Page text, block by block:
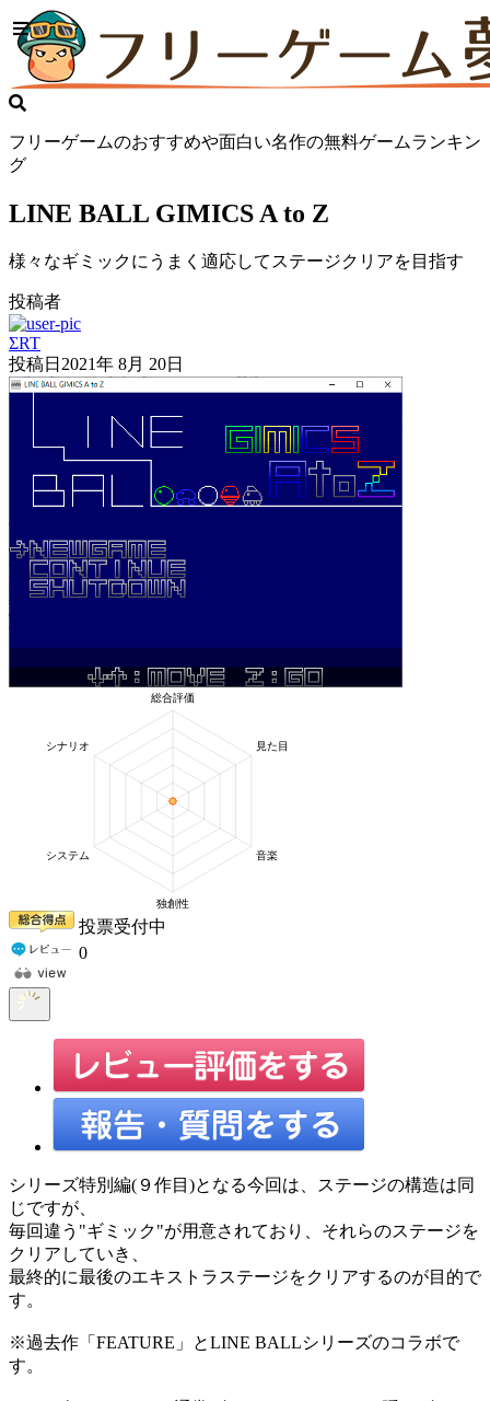
フリーゲームのおすすめや面白い名作の無料ゲームランキン
グ
LINE BALL GIMICS A to Z
様々なギミックにうまく適応してステージクリアを目指す
投稿者
ΣRT
投稿日 2021年 8月 20日
投票受付中
0
シリーズ特別編(９作目)となる今回は、ステージの構造は同
じですが、
毎回違う"ギミック"が用意されており、それらのステージを
クリアしていき、
最終的に最後のエキストラステージをクリアするのが目的で
す。
※過去作「FEATURE」とLINE BALLシリーズのコラボで
す。